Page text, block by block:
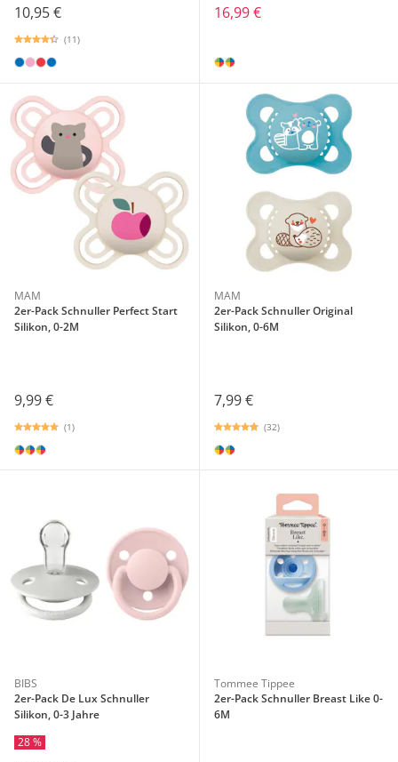
10,95 €
(11)
16,99 €
MAM
2er-Pack Schnuller Perfect Start
Silikon, 0-2M
9,99 €
(1)
MAM
2er-Pack Schnuller Original
Silikon, 0-6M
7,99 €
(32)
BIBS
2er-Pack De Lux Schnuller
Silikon, 0-3 Jahre
28 %
Tommee Tippee
2er-Pack Schnuller Breast Like 0-
6M